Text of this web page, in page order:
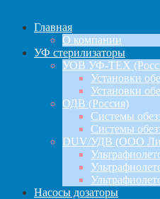
Главная
О компании
УФ стерилизаторы
УОВ УФ-ТЕХ
Установки
Установки
ОДВ (Россия)
Системы
Системы
DUV/УДВ (ООО
Насосы дозаторы